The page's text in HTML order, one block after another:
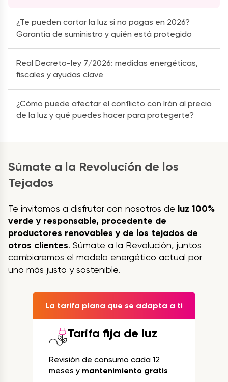
¿Te pueden cortar la luz si no pagas en 2026?
Garantía de suministro y quién está protegido
Real Decreto-ley 7/2026: medidas energéticas,
fiscales y ayudas clave
¿Cómo puede afectar el conflicto con Irán al precio
de la luz y qué puedes hacer para protegerte?
Súmate a la Revolución de los
Tejados
Te invitamos a disfrutar con nosotros de luz 100%
verde y responsable, procedente de
productores renovables y de los tejados de
otros clientes. Súmate a la Revolución, juntos
cambiaremos el modelo energético actual por
uno más justo y sostenible.
La tarifa plana que se adapta a ti
Tarifa fija de luz
Revisión de consumo cada 12
meses y mantenimiento gratis